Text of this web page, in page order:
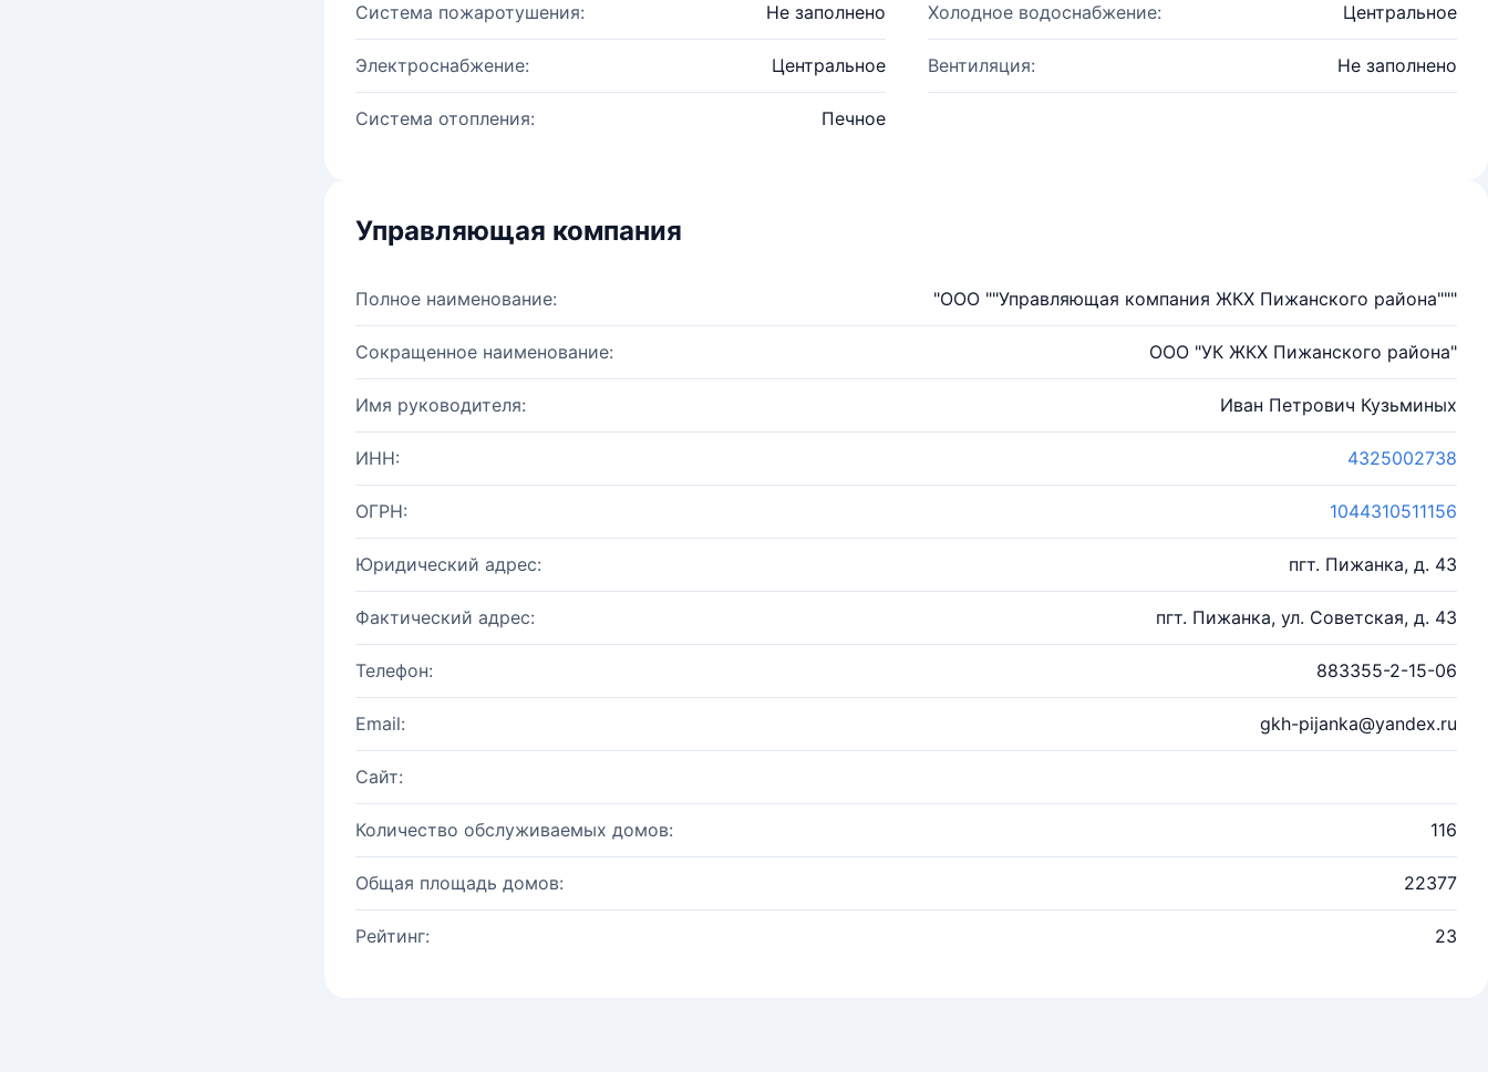
Система пожаротушения: Не заполнено Холодное водоснабжение: Центральное
Электроснабжение: Центральное Вентиляция: Не заполнено
Система отопления: Печное
Управляющая компания
Полное наименование: "ООО ""Управляющая компания ЖКХ Пижанского района"""
Сокращенное наименование: ООО "УК ЖКХ Пижанского района"
Имя руководителя: Иван Петрович Кузьминых
ИНН: 4325002738
ОГРН: 1044310511156
Юридический адрес: пгт. Пижанка, д. 43
Фактический адрес: пгт. Пижанка, ул. Советская, д. 43
Телефон: 883355-2-15-06
Email: gkh-pijanka@yandex.ru
Сайт:
Количество обслуживаемых домов: 116
Общая площадь домов: 22377
Рейтинг: 23